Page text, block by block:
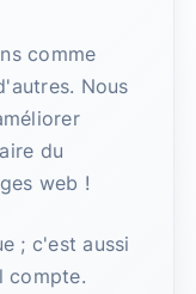
comme
Nous
du
web !
; c'est aussi
compte.